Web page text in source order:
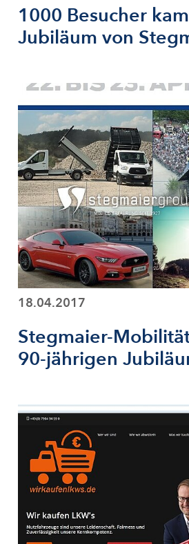
1000 Besucher
Jubiläum von
18.04.2017
Stegmaier-
90-jährigen